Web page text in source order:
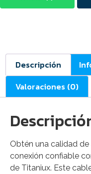
Descripción
Valoraciones (0)
Obtén una calidad
conexión confiable
de Titaniux. Este